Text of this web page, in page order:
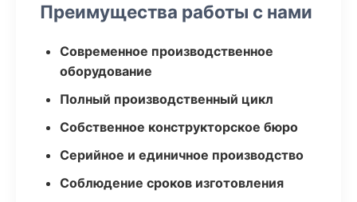
Преимущества работы с нами
Современное производственное
оборудование
Полный производственный цикл
Собственное конструкторское бюро
Серийное и единичное производство
Соблюдение сроков изготовления